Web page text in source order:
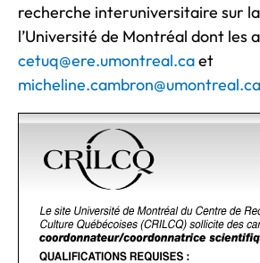
recherche interuniversitaire sur
l’Université de Montréal dont les
cetuq@ere.umontreal.caet
micheline.cambron@umontreal.ca